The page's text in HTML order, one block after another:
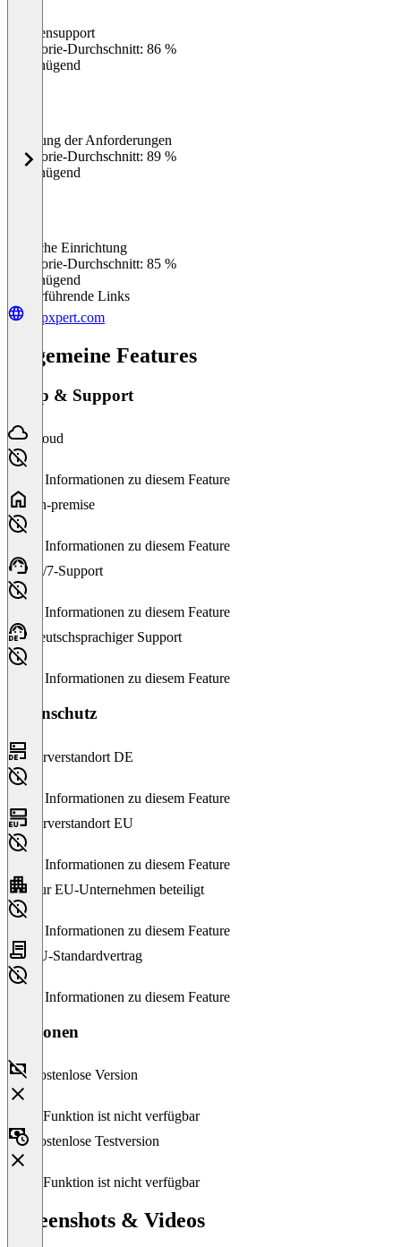
Kundensupport
Kategorie-Durchschnitt: 86 %
Ungenügend
Erfüllung der Anforderungen
Kategorie-Durchschnitt: 89 %
Ungenügend
Einfache Einrichtung
Kategorie-Durchschnitt: 85 %
Ungenügend
Weiterführende Links
shipxpert.com
Allgemeine Features
Setup & Support
Cloud
Keine Informationen zu diesem Feature
On-premise
Keine Informationen zu diesem Feature
24/7-Support
Keine Informationen zu diesem Feature
Deutschsprachiger Support
Keine Informationen zu diesem Feature
Datenschutz
Serverstandort DE
Keine Informationen zu diesem Feature
Serverstandort EU
Keine Informationen zu diesem Feature
Nur EU-Unternehmen beteiligt
Keine Informationen zu diesem Feature
EU-Standardvertrag
Keine Informationen zu diesem Feature
Versionen
Kostenlose Version
Diese Funktion ist nicht verfügbar
Kostenlose Testversion
Diese Funktion ist nicht verfügbar
Screenshots & Videos